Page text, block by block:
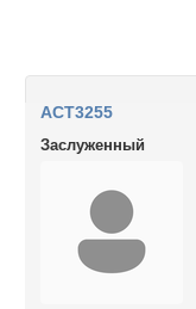
ACT3255
Заслуженный